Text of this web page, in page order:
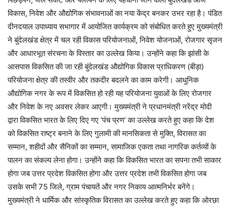
विकास, निवेश और औद्योगिक संभावनाओं का नया केंद्र बनकर उभर रहा है। पंडित
दीनदयाल उपाध्याय सभागार में आयोजित कार्यक्रम को संबोधित करते हुए मुख्यमंत्री
ने बुंदेलखंड क्षेत्र में चल रही विकास परियोजनाओं, निवेश योजनाओं, रोजगार सृजन
और आधारभूत संरचना के विस्तार का उल्लेख किया। उन्होंने कहा कि झांसी के
आसपास विकसित की जा रही बुंदेलखंड औद्योगिक विकास प्राधिकरण (बीड़ा)
परियोजना क्षेत्र की तस्वीर और तकदीर बदलने का काम करेगी। आधुनिक
औद्योगिक नगर के रूप में विकसित हो रही यह परियोजना युवाओं के लिए रोजगार
और निवेश के नए अवसर लेकर आएगी। मुख्यमंत्री ने प्रधानमंत्री नरेंद्र मोदी
द्वारा विकसित भारत के लिए दिए गए ‘पंच प्रण’ का उल्लेख करते हुए कहा कि देश
को विकसित राष्ट्र बनाने के लिए गुलामी की मानसिकता से मुक्ति, विरासत का
सम्मान, शहीदों और सैनिकों का सम्मान, सामाजिक एकता तथा नागरिक कर्तव्यों के
पालन का संकल्प लेना होगा। उन्होंने कहा कि विकसित भारत का सपना तभी साकार
होगा जब उत्तर प्रदेश विकसित होगा और उत्तर प्रदेश तभी विकसित होगा जब
उसके सभी 75 जिले, ग्राम पंचायतें और नगर निकाय आत्मनिर्भर बनेंगे।
मुख्यमंत्री ने धार्मिक और सांस्कृतिक विरासत का उल्लेख करते हुए कहा कि ओरछा